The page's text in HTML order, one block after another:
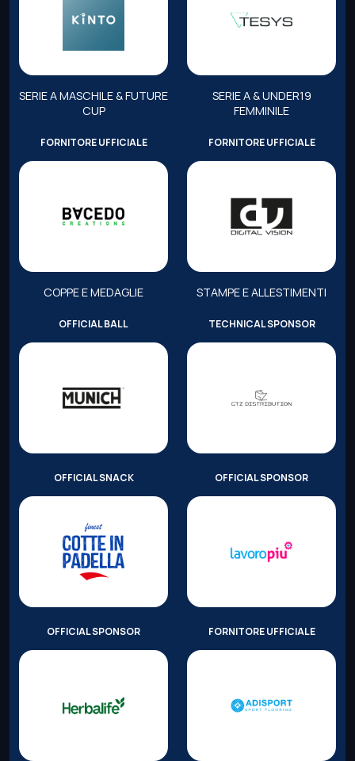
SERIE A MASCHILE & FUTURE
CUP
SERIE A & UNDER19
FEMMINILE
FORNITORE UFFICIALE
COPPE E MEDAGLIE
FORNITORE UFFICIALE
STAMPE E ALLESTIMENTI
OFFICIAL BALL TECHNICAL SPONSOR
OFFICIAL SNACK OFFICIAL SPONSOR
OFFICIAL SPONSOR FORNITORE UFFICIALE